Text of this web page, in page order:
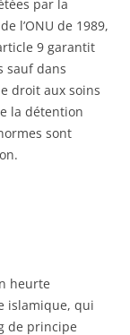
par la
l’ONU de 1989,
9 garantit
sauf dans
droit aux soins
la détention
sont
heurte
islamique, qui
de principe